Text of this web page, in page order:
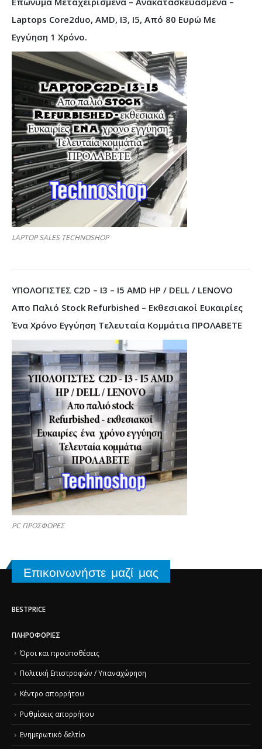
Laptops Core2duo, AMD, I3, I5, Από 80 Ευρώ Με
Εγγύηση 1 Χρόνο.
LAPTOP SALES TECHNOSHOP
ΥΠΟΛΟΓΙΣΤΕΣ C2D – I3 – I5 AMD HP / DELL / LENOVO
Απο Παλιό Stock Refurbished – Εκθεσιακοί Ευκαιρίες
Ένα Χρόνο Εγγύηση Τελευταία Κομμάτια ΠΡΟΛΑΒΕΤΕ
PC ΠΡΟΣΦΟΡΕΣ
Επικοινωνήστε μαζί μας
BESTPRICE
ΠΛΗΡΟΦΟΡΊΕΣ
Όροι και προϋποθέσεις
Πολιτική Επιστροφών / Υπαναχώρηση
Κέντρο απορρήτου
Ρυθμίσεις απορρήτου
Ενημερωτικό δελτίο